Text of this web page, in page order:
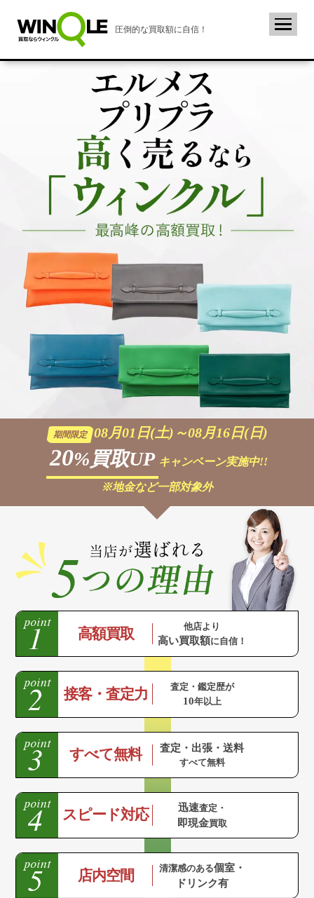
圧倒的な買取額に自信！
期間限定 08月01日(土)～08月16日(日)
20%買取UP キャンペーン実施中!!
※地金など一部対象外
高額買取 他店より
高い買取額に自信！
接客・査定力 査定・鑑定歴が
10年以上
すべて無料 査定・出張・送料
すべて無料
スピード対応 迅速査定・
即現金買取
店内空間 清潔感のある個室・
ドリンク有